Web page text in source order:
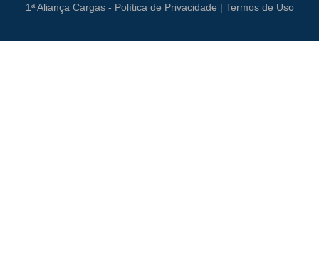
1ª Aliança Cargas - Política de Privacidade | Termos de Uso